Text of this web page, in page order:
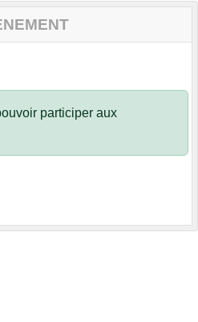
participer aux